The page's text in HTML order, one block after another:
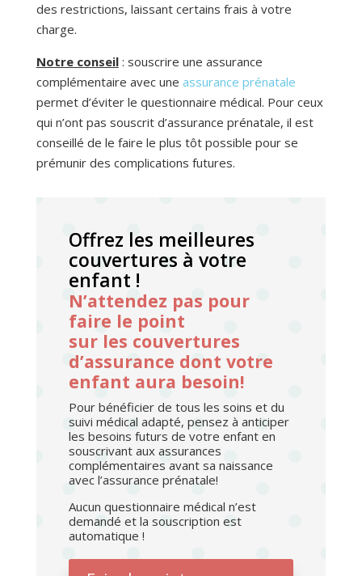
des restrictions, laissant certains frais à votre
charge.
Notre conseil: souscrire une assurance
complémentaire avec une assurance prénatale
permet d’éviter le questionnaire médical. Pour ceux
qui n’ont pas souscrit d’assurance prénatale, il est
conseillé de le faire le plus tôt possible pour se
prémunir des complications futures.
Offrez les meilleures
couvertures à votre
enfant !
N’attendez pas pour
faire le point
sur les couvertures
d’assurance dont votre
enfant aura besoin!
Pour bénéficier de tous les soins et du
suivi médical adapté, pensez à anticiper
les besoins futurs de votre enfant en
souscrivant aux assurances
complémentaires avant sa naissance
avec l’assurance prénatale!
Aucun questionnaire médical n’est
demandé et la souscription est
automatique !